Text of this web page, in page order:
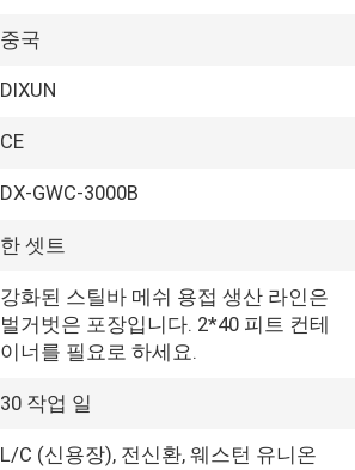
중국
DIXUN
CE
DX-GWC-3000B
한 셋트
강화된 스틸바 메쉬 용접 생산 라인은
벌거벗은 포장입니다. 2*40 피트 컨테
이너를 필요로 하세요.
30 작업 일
L/C (신용장), 전신환, 웨스턴 유니온